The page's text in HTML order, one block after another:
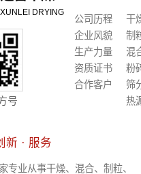
XUNLEI DRYING
号
公司历程
企业风貌
生产力量
资质证书
合作客户
干
制
混
粉
筛
热
新 · 服务
专业从事干燥、混合、制粒、